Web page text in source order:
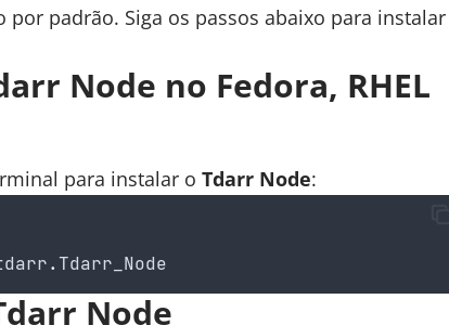
padrão. Siga os passos abaixo para instalar
Node no Fedora, RHEL
para instalar o Tdarr Node:
. Tdarr_Node
Node